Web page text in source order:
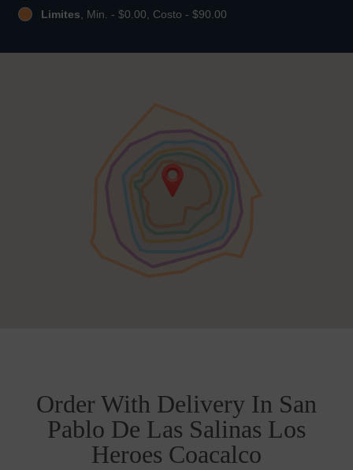
Limites, Min. - $0.00, Costo - $90.00
Order With Delivery In San
Pablo De Las Salinas Los
Heroes Coacalco